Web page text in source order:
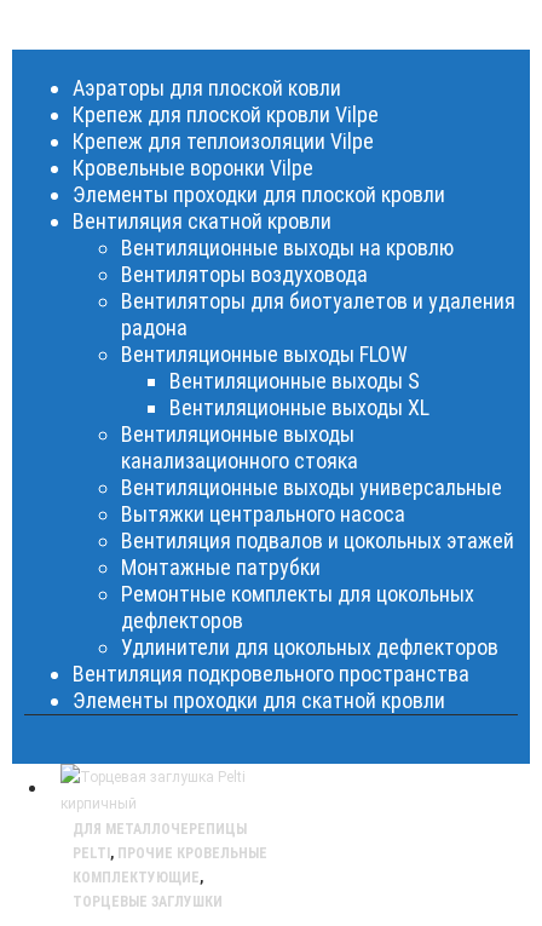
Аэраторы для плоской ковли
Крепеж для плоской кровли Vilpe
Крепеж для теплоизоляции Vilpe
Кровельные воронки Vilpe
Элементы проходки для плоской кровли
Вентиляция скатной кровли
Вентиляционные выходы на кровлю
Вентиляторы воздуховода
Вентиляторы для биотуалетов и удаления
радона
Вентиляционные выходы FLOW
Вентиляционные выходы S
Вентиляционные выходы XL
Вентиляционные выходы
канализационного стояка
Вентиляционные выходы универсальные
Вытяжки центрального насоса
Вентиляция подвалов и цокольных этажей
Монтажные патрубки
Ремонтные комплекты для цокольных
дефлекторов
Удлинители для цокольных дефлекторов
Вентиляция подкровельного пространства
Элементы проходки для скатной кровли
ДЛЯ МЕТАЛЛОЧЕРЕПИЦЫ
PELTI , ПРОЧИЕ КРОВЕЛЬНЫЕ
КОМПЛЕКТУЮЩИЕ,
ТОРЦЕВЫЕ ЗАГЛУШКИ